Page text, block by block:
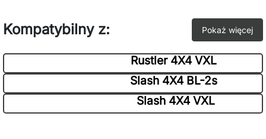
Kompatybilny z: Pokaż więcej
Rustler 4X4 VXL
Slash 4X4 BL-2s
Slash 4X4 VXL